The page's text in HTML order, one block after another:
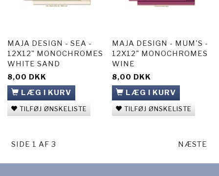
MAJA DESIGN - SEA -
12X12" MONOCHROMES
WHITE SAND
8,00 DKK
LÆG I KURV
TILFØJ ØNSKELISTE
MAJA DESIGN - MUM'S -
12X12" MONOCHROMES
WINE
8,00 DKK
LÆG I KURV
TILFØJ ØNSKELISTE
SIDE 1 AF 3 NÆSTE